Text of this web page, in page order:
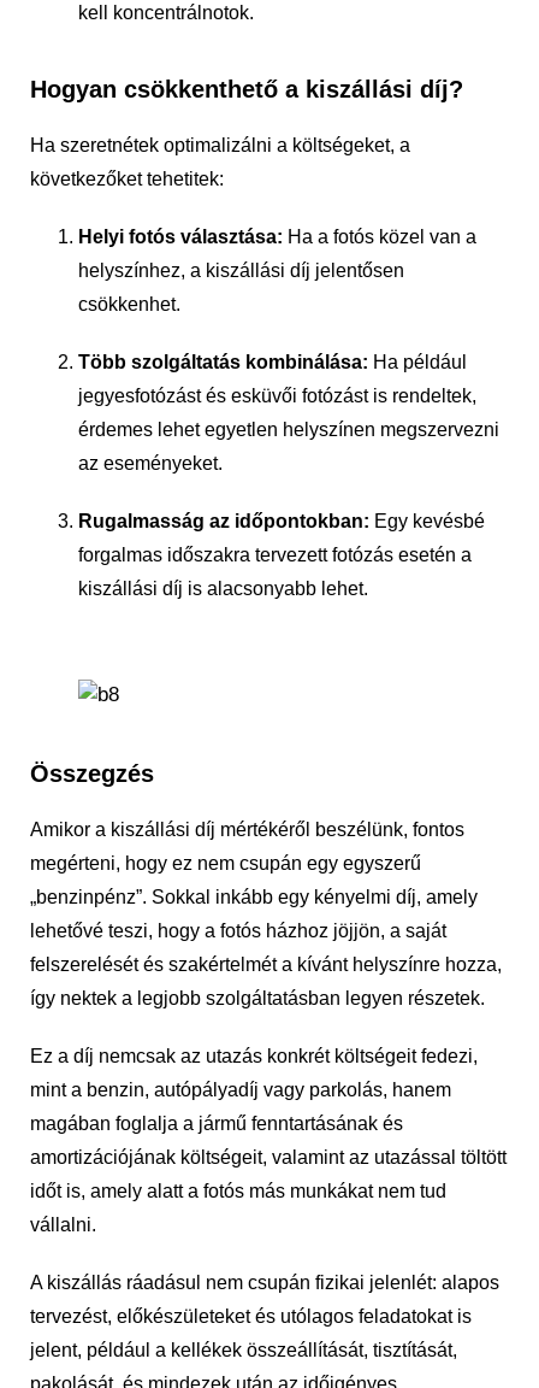
kell koncentrálnotok.
Hogyan csökkenthető a kiszállási díj?
Ha szeretnétek optimalizálni a költségeket, a
következőket tehetitek:
Helyi fotós választása: Ha a fotós közel van a
helyszínhez, a kiszállási díj jelentősen
csökkenhet.
Több szolgáltatás kombinálása: Ha például
jegyesfotózást és esküvői fotózást is rendeltek,
érdemes lehet egyetlen helyszínen megszervezni
az eseményeket.
Rugalmasság az időpontokban: Egy kevésbé
forgalmas időszakra tervezett fotózás esetén a
kiszállási díj is alacsonyabb lehet.
Összegzés
Amikor a kiszállási díj mértékéről beszélünk, fontos
megérteni, hogy ez nem csupán egy egyszerű
„benzinpénz”. Sokkal inkább egy kényelmi díj, amely
lehetővé teszi, hogy a fotós házhoz jöjjön, a saját
felszerelését és szakértelmét a kívánt helyszínre hozza,
így nektek a legjobb szolgáltatásban legyen részetek.
Ez a díj nemcsak az utazás konkrét költségeit fedezi,
mint a benzin, autópályadíj vagy parkolás, hanem
magában foglalja a jármű fenntartásának és
amortizációjának költségeit, valamint az utazással töltött
időt is, amely alatt a fotós más munkákat nem tud
vállalni.
A kiszállás ráadásul nem csupán fizikai jelenlét: alapos
tervezést, előkészületeket és utólagos feladatokat is
jelent, például a kellékek összeállítását, tisztítását,